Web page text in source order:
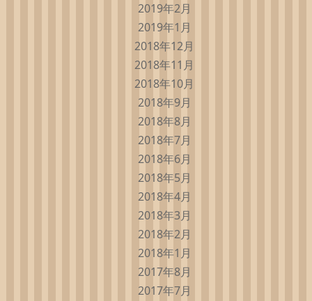
2019年2月
2019年1月
2018年12月
2018年11月
2018年10月
2018年9月
2018年8月
2018年7月
2018年6月
2018年5月
2018年4月
2018年3月
2018年2月
2018年1月
2017年8月
2017年7月